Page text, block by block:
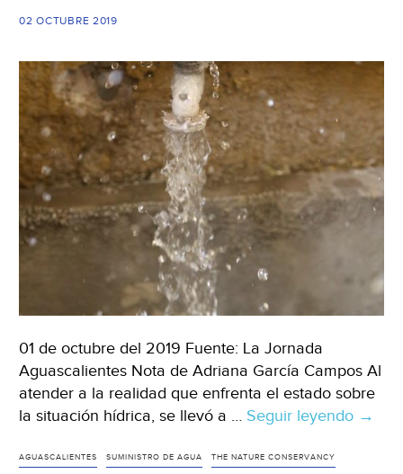
02 OCTUBRE 2019
01 de octubre del 2019 Fuente: La Jornada
Aguascalientes Nota de Adriana García Campos Al
atender a la realidad que enfrenta el estado sobre
la situación hídrica, se llevó a … Seguir leyendo →
AGUASCALIENTES SUMINISTRO DE AGUA THE NATURE CONSERVANCY